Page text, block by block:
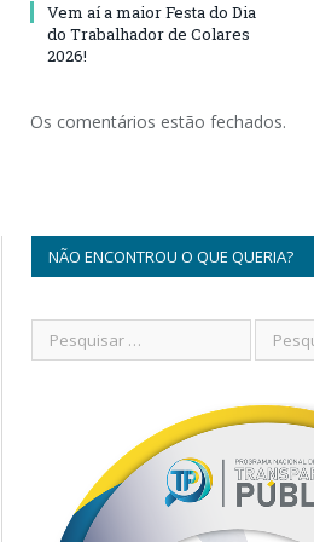
Vem aí a maior Festa do Dia
do Trabalhador de Colares
2026!
Os comentários estão fechados.
NÃO ENCONTROU O QUE QUERIA?